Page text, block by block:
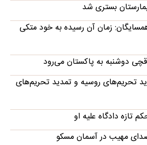
بستری شد
زمان آن رسیده به خود متکی
دوشنبه به پاکستان می‌رود
تحریم‌های روسیه و تمدید تحریم‌های
تازه دادگاه علیه او
مهیب در آسمان مسکو